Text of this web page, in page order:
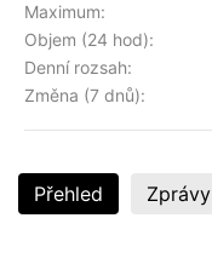
Maximum:
Objem (24 hod):
Denní rozsah:
Změna (7 dnů):
Přehled Zprávy